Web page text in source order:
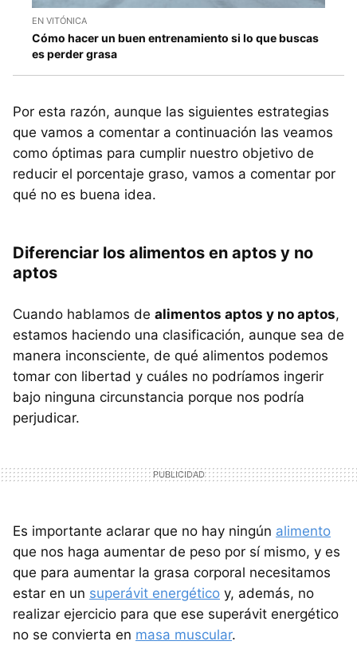
EN VITÓNICA
Cómo hacer un buen entrenamiento si lo que buscas
es perder grasa
Por esta razón, aunque las siguientes estrategias
que vamos a comentar a continuación las veamos
como óptimas para cumplir nuestro objetivo de
reducir el porcentaje graso, vamos a comentar por
qué no es buena idea.
Diferenciar los alimentos en aptos y no
aptos
Cuando hablamos de alimentos aptos y no aptos,
estamos haciendo una clasificación, aunque sea de
manera inconsciente, de qué alimentos podemos
tomar con libertad y cuáles no podríamos ingerir
bajo ninguna circunstancia porque nos podría
perjudicar.
Es importante aclarar que no hay ningún alimento
que nos haga aumentar de peso por sí mismo, y es
que para aumentar la grasa corporal necesitamos
estar en un superávit energético y, además, no
realizar ejercicio para que ese superávit energético
no se convierta en masa muscular.